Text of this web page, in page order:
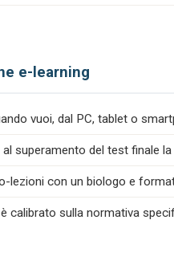
e-learning
vuoi, dal PC, tablet o
superamento del test finale
lezioni con un biologo e
calibrato sulla normativa